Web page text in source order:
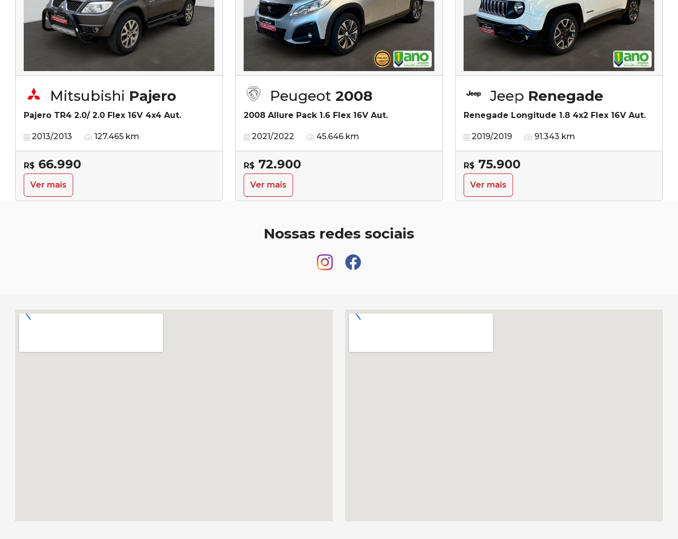
Mitsubishi Pajero
Pajero TR4 2.0/ 2.0 Flex 16V 4x4 Aut.
2013/2013 127.465 km
R$ 66.990
Ver mais
Peugeot 2008
2008 Allure Pack 1.6 Flex 16V Aut.
2021/2022 45.646 km
R$ 72.900
Ver mais
Jeep Renegade
Renegade Longitude 1.8 4x2 Flex 16V Aut.
2019/2019 91.343 km
R$ 75.900
Ver mais
Nossas redes sociais